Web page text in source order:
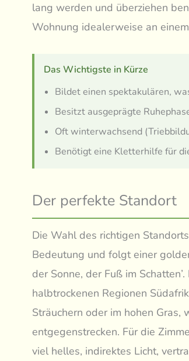
lang werden und überziehen
Wohnung idealerweise an
Das Wichtigste in Kürze
Bildet einen spektakulären,
Besitzt ausgeprägte
Oft winterwachsend
Benötigt eine Kletterhilfe für
Der perfekte Standort
Die Wahl des richtigen
Bedeutung und folgt einer
der Sonne, der Fuß im
halbtrockenen Regionen
Sträuchern oder im hohen Gras,
entgegenstrecken. Für die
viel helles, indirektes Licht,